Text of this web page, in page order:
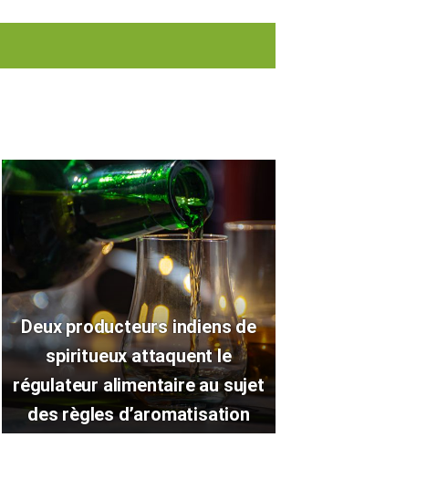
Deux producteurs indiens de
spiritueux attaquent le
régulateur alimentaire au sujet
des règles d’aromatisation